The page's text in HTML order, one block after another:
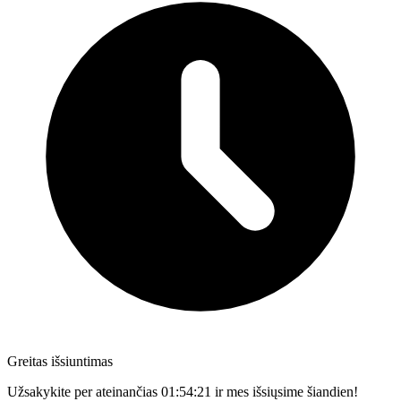
Greitas išsiuntimas
Užsakykite per ateinančias 01:54:19 ir mes išsiųsime šiandien!